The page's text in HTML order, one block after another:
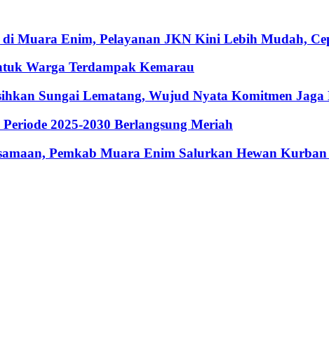
Muara Enim, Pelayanan JKN Kini Lebih Mudah,
Warga Terdampak Kemarau
Sungai Lematang, Wujud Nyata Komitmen
2025-2030 Berlangsung Meriah
Pemkab Muara Enim Salurkan Hewan